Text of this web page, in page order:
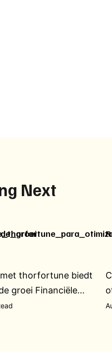
Next
thorfortune biedt
groei Financiële…